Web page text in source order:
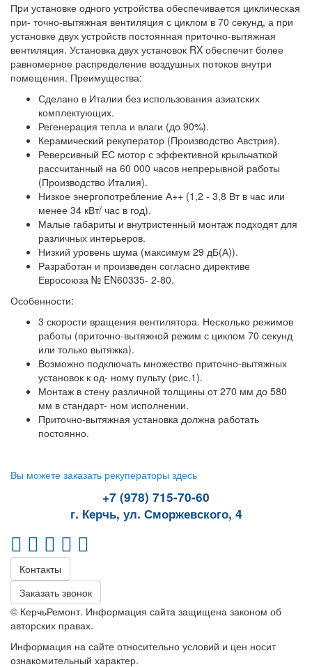
При установке одного устройства обеспечивается циклическая
при- точно-вытяжная вентиляция с циклом в 70 секунд, а при
установке двух устройств постоянная приточно-вытяжная
вентиляция. Установка двух установок RX обеспечит более
равномерное распределение воздушных потоков внутри
помещения. Преимущества:
Сделано в Италии без использования азиатских
комплектующих.
Регенерация тепла и влаги (до 90%).
Керамический рекуператор (Производство Австрия).
Реверсивный ЕС мотор с эффективной крыльчаткой
рассчитанный на 60 000 часов непрерывной работы
(Производство Италия).
Низкое энергопотребление А++ (1,2 - 3,8 Вт в час или
менее 34 кВт/ час в год).
Малые габариты и внутристенный монтаж подходят для
различных интерьеров.
Низкий уровень шума (максимум 29 дБ(А)).
Разработан и произведен согласно директиве
Евросоюза № EN60335- 2-80.
Особенности:
3 скорости вращения вентилятора. Несколько режимов
работы (приточно-вытяжной режим с циклом 70 секунд
или только вытяжка).
Возможно подключать множество приточно-вытяжных
установок к од- ному пульту (рис.1).
Монтаж в стену различной толщины от 270 мм до 580
мм в стандарт- ном исполнении.
Приточно-вытяжная установка должна работать
постоянно.
Вы можете заказать рекуператоры здесь
+7 (978) 715-70-60
г. Керчь, ул. Сморжевского, 4
Контакты
Заказать звонок
© КерчьРемонт. Информация сайта защищена законом об
авторских правах.
Информация на сайте относительно условий и цен носит
ознакомительный характер.